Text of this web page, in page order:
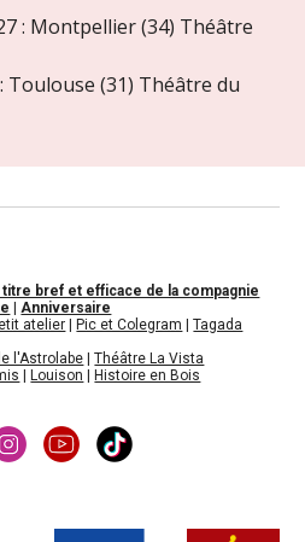
: Montpellier (34) Théâtre
Toulouse (31) Théâtre du
bref et efficace de la compagnie
|Anniversaire
atelier Pic et Colegram |Tagada
l'Astrolabe |Théâtre La Vista
Louison
Histoire en Bois